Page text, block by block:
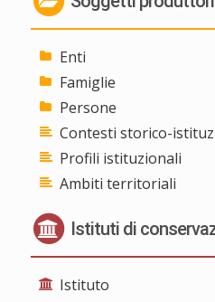
Enti
Famiglie
Persone
Contesti storico-
Profili istituzionali
Ambiti territoriali
Istituti di
Istituto